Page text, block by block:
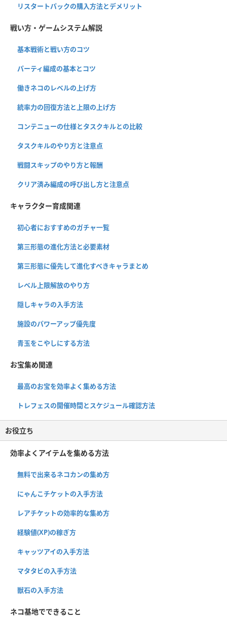
リスタートパックの購入方法とデメリット
戦い方・ゲームシステム解説
基本戦術と戦い方のコツ
パーティ編成の基本とコツ
働きネコのレベルの上げ方
統率力の回復方法と上限の上げ方
コンテニューの仕様とタスクキルとの比較
タスクキルのやり方と注意点
戦闘スキップのやり方と報酬
クリア済み編成の呼び出し方と注意点
キャラクター育成関連
初心者におすすめのガチャ一覧
第三形態の進化方法と必要素材
第三形態に優先して進化すべきキャラまとめ
レベル上限解放のやり方
隠しキャラの入手方法
施設のパワーアップ優先度
青玉をこやしにする方法
お宝集め関連
最高のお宝を効率よく集める方法
トレフェスの開催時間とスケジュール確認方法
お役立ち
効率よくアイテムを集める方法
無料で出来るネコカンの集め方
にゃんこチケットの入手方法
レアチケットの効率的な集め方
経験値(XP)の稼ぎ方
キャッツアイの入手方法
マタタビの入手方法
獣石の入手方法
ネコ基地でできること